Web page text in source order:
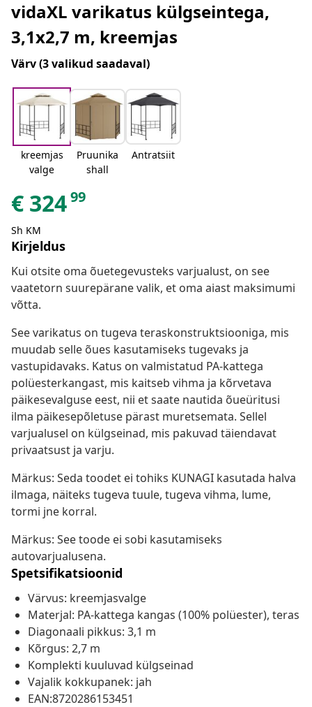
vidaXL varikatus külgseintega,
3,1x2,7 m, kreemjas
Värv(3 valikud saadaval)
kreemjas
valge
Pruunika
shall
Antratsiit
€ 32499
Sh KM
Kirjeldus
Kui otsite oma õuetegevusteks varjualust, on see
vaatetorn suurepärane valik, et oma aiast maksimumi
võtta.
See varikatus on tugeva teraskonstruktsiooniga, mis
muudab selle õues kasutamiseks tugevaks ja
vastupidavaks. Katus on valmistatud PA-kattega
polüesterkangast, mis kaitseb vihma ja kõrvetava
päikesevalguse eest, nii et saate nautida õueüritusi
ilma päikesepõletuse pärast muretsemata. Sellel
varjualusel on külgseinad, mis pakuvad täiendavat
privaatsust ja varju.
Märkus: Seda toodet ei tohiks KUNAGI kasutada halva
ilmaga, näiteks tugeva tuule, tugeva vihma, lume,
tormi jne korral.
Märkus: See toode ei sobi kasutamiseks
autovarjualusena.
Spetsifikatsioonid
Värvus: kreemjasvalge
Materjal: PA-kattega kangas (100% polüester), teras
Diagonaali pikkus: 3,1 m
Kõrgus: 2,7 m
Komplekti kuuluvad külgseinad
Vajalik kokkupanek: jah
EAN:8720286153451